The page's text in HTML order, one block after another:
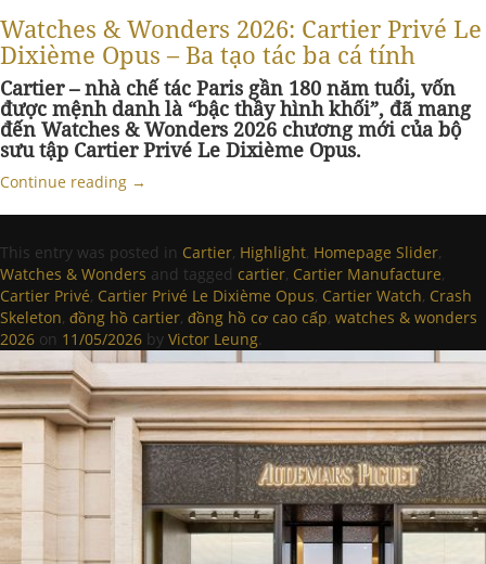
Watches & Wonders 2026: Cartier Privé Le
Dixième Opus – Ba tạo tác ba cá tính
Cartier – nhà chế tác Paris gần 180 năm tuổi, vốn
được mệnh danh là “bậc thầy hình khối”, đã mang
đến Watches & Wonders 2026 chương mới của bộ
sưu tập Cartier Privé Le Dixième Opus.
Continue reading →
This entry was posted in Cartier, Highlight, Homepage Slider,
Watches & Wonders and tagged cartier, Cartier Manufacture,
Cartier Privé, Cartier Privé Le Dixième Opus, Cartier Watch, Crash
Skeleton, đồng hồ cartier, đồng hồ cơ cao cấp, watches & wonders
2026 on 11/05/2026 by Victor Leung.